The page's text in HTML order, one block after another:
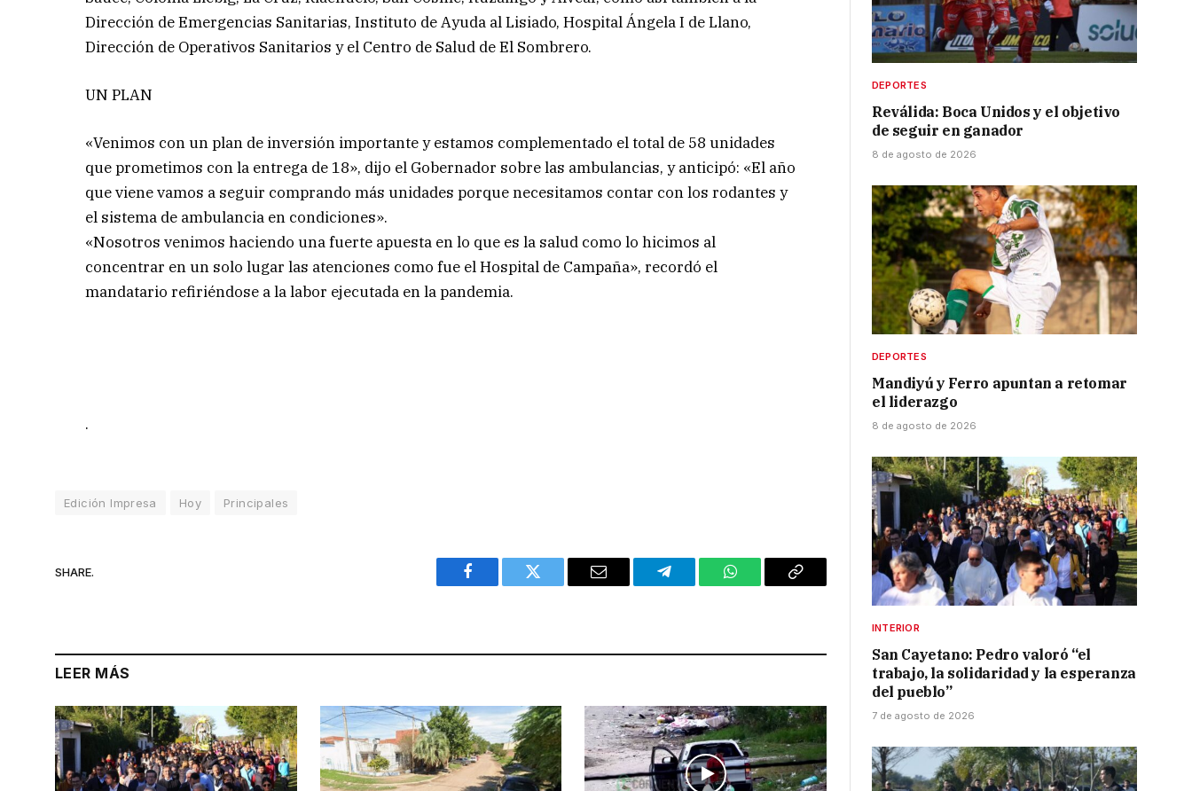
Dirección de Emergencias Sanitarias, Instituto de Ayuda al Lisiado, Hospital Ángela I de Llano,
Dirección de Operativos Sanitarios y el Centro de Salud de El Sombrero.
UN PLAN
«Venimos con un plan de inversión importante y estamos complementado el total de 58 unidades
que prometimos con la entrega de 18», dijo el Gobernador sobre las ambulancias, y anticipó: «El año
que viene vamos a seguir comprando más unidades porque necesitamos contar con los rodantes y
el sistema de ambulancia en condiciones».
«Nosotros venimos haciendo una fuerte apuesta en lo que es la salud como lo hicimos al
concentrar en un solo lugar las atenciones como fue el Hospital de Campaña», recordó el
mandatario refiriéndose a la labor ejecutada en la pandemia.
.
Edición Impresa Hoy Principales
SHARE.
Facebook Twitter Email Telegram WhatsAppCopy
LEER MÁS
DEPORTES
Reválida: Boca Unidos y el objetivo
de seguir en ganador
8 de agosto de 2026
DEPORTES
Mandiyú y Ferro apuntan a retomar
el liderazgo
8 de agosto de 2026
INTERIOR
San Cayetano: Pedro valoró “el
trabajo, la solidaridad y la esperanza
del pueblo”
7 de agosto de 2026